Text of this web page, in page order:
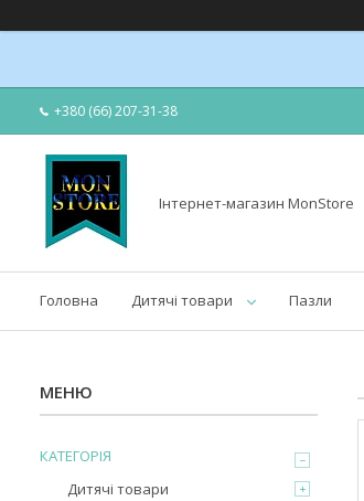
+380 (66) 207-31-38
Інтернет-магазин MonStore
Головна Дитячі товари Пазли
КАТЕГОРІЯ
Дитячі товари